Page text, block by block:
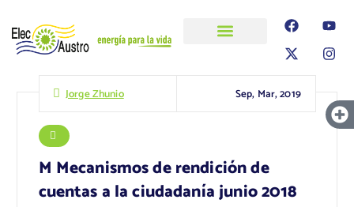
Jorge Zhunio Sep, Mar, 2019
M Mecanismos de rendición de
cuentas a la ciudadanía junio 2018